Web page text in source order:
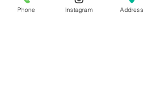
Phone Instagram Address